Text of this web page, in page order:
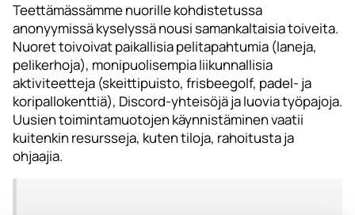
Teettämässämme nuorille kohdistetussa
anonyymissä kyselyssä nousi samankaltaisia toiveita.
Nuoret toivoivat paikallisia pelitapahtumia (laneja,
pelikerhoja), monipuolisempia liikunnallisia
aktiviteetteja (skeittipuisto, frisbeegolf, padel- ja
koripallokenttiä), Discord-yhteisöjä ja luovia työpajoja.
Uusien toimintamuotojen käynnistäminen vaatii
kuitenkin resursseja, kuten tiloja, rahoitusta ja
ohjaajia.